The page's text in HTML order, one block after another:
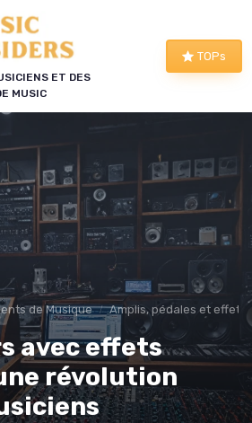
ET DES
MUSIC
TOPs
de Musique Amplis, pédales et effets
avec effets
révolution
cookies